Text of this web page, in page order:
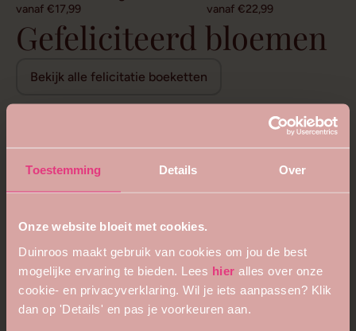
Toestemming Details Over
Onze website bloeit met cookies.
Duinroos maakt gebruik van cookies om jou de best
mogelijke ervaring te bieden. Lees hier alles over onze
cookie- en privacyverklaring. Wil je iets aanpassen? Klik
dan op 'Details' en pas je voorkeuren aan.
vanaf €17,99 vanaf €22,99
Gefeliciteerd bloemen
Bekijk alle felicitatie boeketten
5